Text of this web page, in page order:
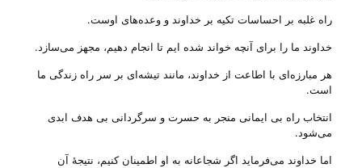
راه غلبه بر احساسات تکیه بر خداوند و وعده‌های اوست.
خداوند ما را برای آنچه خواند شده ایم تا انجام دهیم، مجهز می‌‌سازد.
هر مبارزه‌ای با اطاعت از خداوند، مانند تیشه‌ای بر سر راه زندگی‌ ما
است.
انتخاب راه بی‌ ایمانی‌ منجر به حسرت و سرگردانی بی‌ هدف ابدی
می‌‌شود.
اما خداوند می‌‌فرماید اگر شجاعانه به او اطمینان کنیم، نتیجهٔ آن